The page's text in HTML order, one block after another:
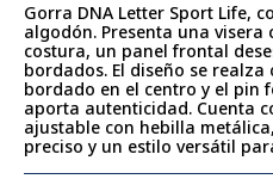
Gorra DNA Letter Sport Life,
algodón. Presenta una visera
costura, un panel frontal
bordados. El diseño se
bordado en el centro y el pin
aporta autenticidad. Cuenta
ajustable con hebilla
preciso y un estilo versátil